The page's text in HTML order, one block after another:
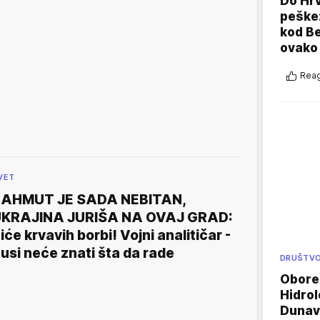
JE SADA NEBITAN,
JURIŠA NA OVAJ GRAD:
krvavih borbi! Vojni analitičar -
neće znati šta da rade
kod
DRUŠTVO